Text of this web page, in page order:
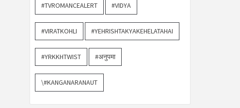
#TVROMANCEALERT #VIDYA
#VIRATKOHLI #YEHRISHTAKYAKEHELATAHAI
#YRKKHTWIST #अनुपमा
\#KANGANARANAUT